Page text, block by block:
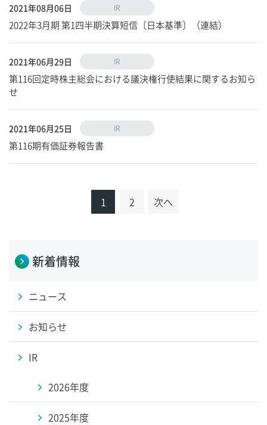
2021年08月06日 IR
2022年3月期 第1四半期決算短信〔日本基準〕（連結）
2021年06月29日 IR
第116回定時株主総会における議決権行使結果に関するお知ら
せ
2021年06月25日 IR
第116期有価証券報告書
1 2 次へ
新着情報
ニュース
お知らせ
IR
2026年度
2025年度